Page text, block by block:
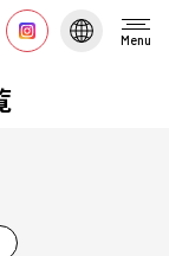
Menu